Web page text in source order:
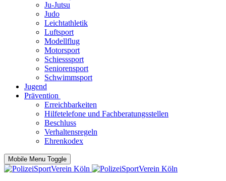
Ju-Jutsu
Judo
Leichtathletik
Luftsport
Modellflug
Motorsport
Schiesssport
Seniorensport
Schwimmsport
Jugend
Prävention
Erreichbarkeiten
Hilfetelefone und Fachberatungsstellen
Beschluss
Verhaltensregeln
Ehrenkodex
Mobile Menu Toggle